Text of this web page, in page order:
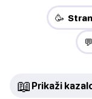
🥳
📖 Prikaži